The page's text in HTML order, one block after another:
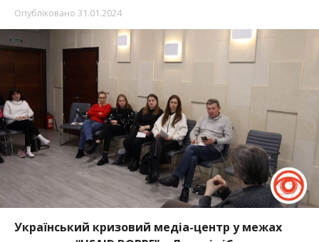
Опубліковано 31.01.2024
Український кризовий медіа-центр у межах